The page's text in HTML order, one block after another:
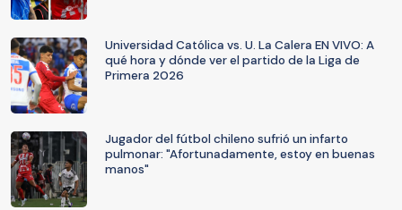
Universidad Católica vs. U. La Calera EN VIVO: A
qué hora y dónde ver el partido de la Liga de
Primera 2026
Jugador del fútbol chileno sufrió un infarto
pulmonar: "Afortunadamente, estoy en buenas
manos"